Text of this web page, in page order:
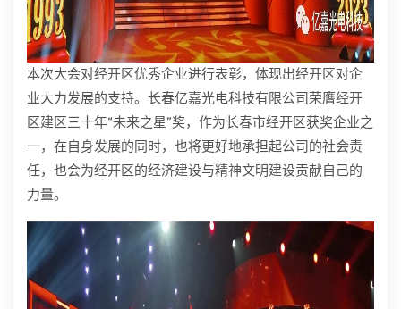
本次大会对经开区优秀企业进行表彰，体现出经开区对企
业大力发展的支持。长春亿嘉光电科技有限公司荣膺经开
区建区三十年“未来之星”奖，作为长春市经开区获奖企业之
一，在自身发展的同时，也将更好地承担起公司的社会责
任，也会为经开区的经济建设与精神文明建设贡献自己的
力量。